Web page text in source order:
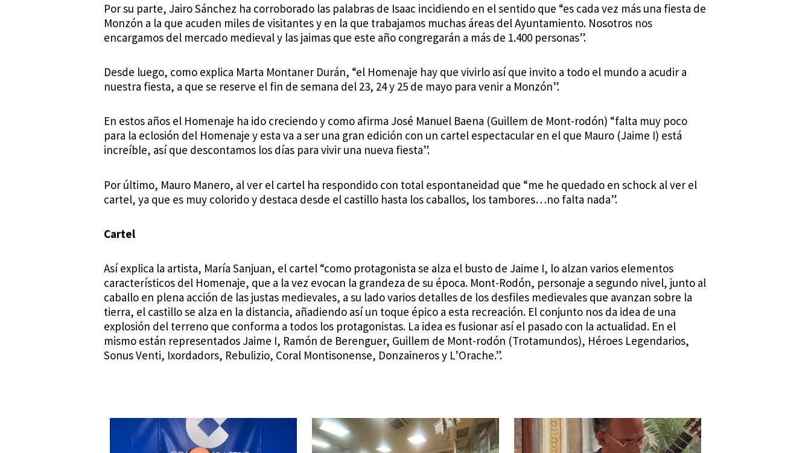
Por su parte, Jairo Sánchez ha corroborado las palabras de Isaac incidiendo en el sentido que “es cada vez más una fiesta de
Monzón a la que acuden miles de visitantes y en la que trabajamos muchas áreas del Ayuntamiento. Nosotros nos
encargamos del mercado medieval y las jaimas que este año congregarán a más de 1.400 personas”.
Desde luego, como explica Marta Montaner Durán, “el Homenaje hay que vivirlo así que invito a todo el mundo a acudir a
nuestra fiesta, a que se reserve el fin de semana del 23, 24 y 25 de mayo para venir a Monzón”.
En estos años el Homenaje ha ido creciendo y como afirma José Manuel Baena (Guillem de Mont-rodón) “falta muy poco
para la eclosión del Homenaje y esta va a ser una gran edición con un cartel espectacular en el que Mauro (Jaime I) está
increíble, así que descontamos los días para vivir una nueva fiesta”.
Por último, Mauro Manero, al ver el cartel ha respondido con total espontaneidad que “me he quedado en schock al ver el
cartel, ya que es muy colorido y destaca desde el castillo hasta los caballos, los tambores…no falta nada”.
Cartel
Así explica la artista, María Sanjuan, el cartel “como protagonista se alza el busto de Jaime I, lo alzan varios elementos
característicos del Homenaje, que a la vez evocan la grandeza de su época. Mont-Rodón, personaje a segundo nivel, junto al
caballo en plena acción de las justas medievales, a su lado varios detalles de los desfiles medievales que avanzan sobre la
tierra, el castillo se alza en la distancia, añadiendo así un toque épico a esta recreación. El conjunto nos da idea de una
explosión del terreno que conforma a todos los protagonistas. La idea es fusionar así el pasado con la actualidad. En el
mismo están representados Jaime I, Ramón de Berenguer, Guillem de Mont-rodón (Trotamundos), Héroes Legendarios,
Sonus Venti, Ixordadors, Rebulizio, Coral Montisonense, Donzaineros y L’Orache.”.